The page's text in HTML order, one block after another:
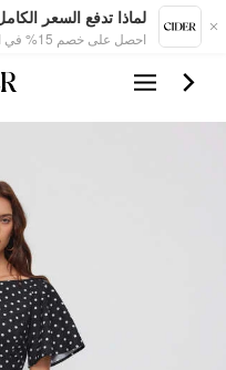
لماذا تدفع السعر
احصل على خصم 15% في التطبيق